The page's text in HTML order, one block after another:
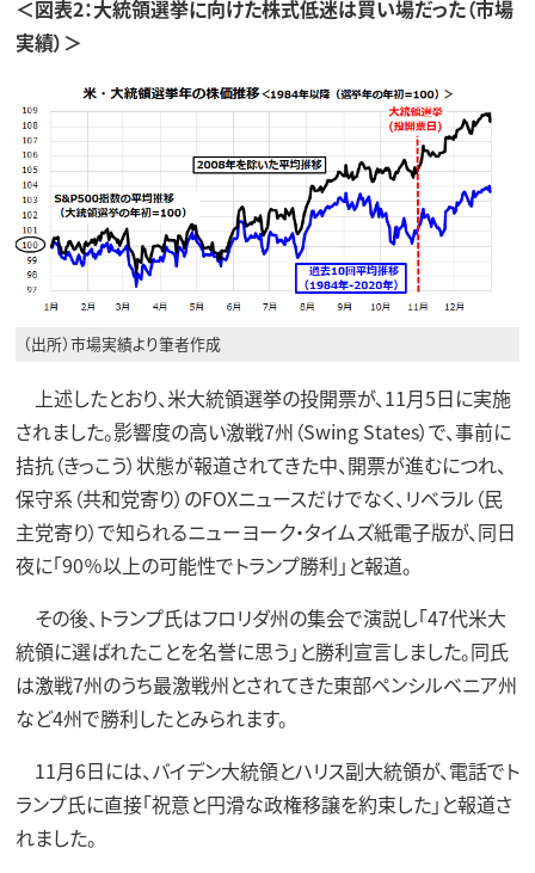
＜図表2：大統領選挙に向けた株式低迷は買い場だった（市場
実績）＞
（出所）市場実績より筆者作成
上述したとおり、米大統領選挙の投開票が、11月5日に実施
されました。影響度の高い激戦7州（Swing States）で、事前に
拮抗（きっこう）状態が報道されてきた中、開票が進むにつれ、
保守系（共和党寄り）のFOXニュースだけでなく、リベラル（民
主党寄り）で知られるニューヨーク・タイムズ紙電子版が、同日
夜に「90％以上の可能性でトランプ勝利」と報道。
その後、トランプ氏はフロリダ州の集会で演説し「47代米大
統領に選ばれたことを名誉に思う」と勝利宣言しました。同氏
は激戦7州のうち最激戦州とされてきた東部ペンシルベニア州
など4州で勝利したとみられます。
11月6日には、バイデン大統領とハリス副大統領が、電話でト
ランプ氏に直接「祝意と円滑な政権移譲を約束した」と報道さ
れました。